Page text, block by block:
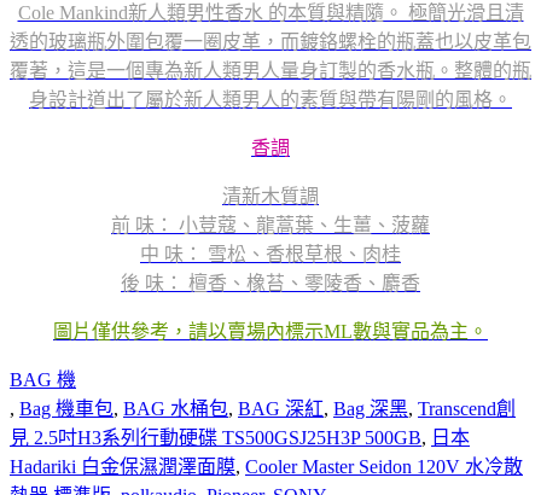
Cole Mankind新人類男性香水 的本質與精隨。 極簡光滑且清
透的玻璃瓶外圍包覆一圈皮革，而鍍鉻螺栓的瓶蓋也以皮革包
覆著，這是一個專為新人類男人量身訂製的香水瓶。整體的瓶
身設計道出了屬於新人類男人的素質與帶有陽剛的風格。
香調
清新木質調
前 味： 小荳蔻、龍蒿葉、生薑、菠蘿
中 味： 雪松、香根草根、肉桂
後 味： 檀香、橡苔、零陵香、麝香
圖片僅供參考，請以賣場內標示ML數與實品為主。
BAG 機
, Bag 機車包, BAG 水桶包, BAG 深紅, Bag 深黑, Transcend創
見 2.5吋H3系列行動硬碟 TS500GSJ25H3P 500GB, 日本
Hadariki 白金保濕潤澤面膜, Cooler Master Seidon 120V 水冷散